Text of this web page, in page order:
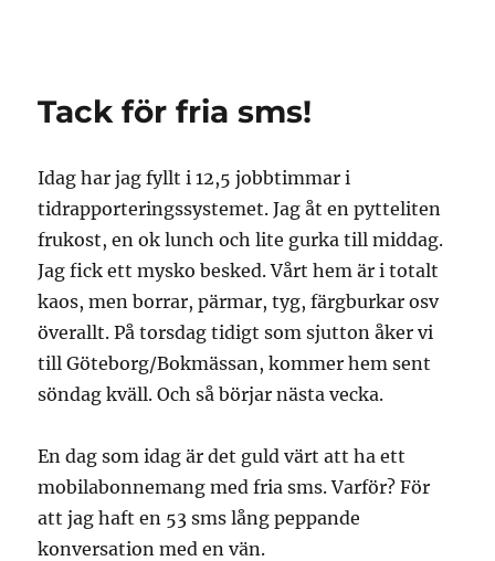
Tack för fria sms!
Idag har jag fyllt i 12,5 jobbtimmar i
tidrapporteringssystemet. Jag åt en pytteliten
frukost, en ok lunch och lite gurka till middag.
Jag fick ett mysko besked. Vårt hem är i totalt
kaos, men borrar, pärmar, tyg, färgburkar osv
överallt. På torsdag tidigt som sjutton åker vi
till Göteborg/Bokmässan, kommer hem sent
söndag kväll. Och så börjar nästa vecka.
En dag som idag är det guld värt att ha ett
mobilabonnemang med fria sms. Varför? För
att jag haft en 53 sms lång peppande
konversation med en vän.